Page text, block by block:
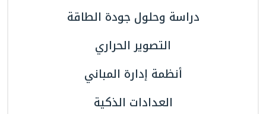
دراسة وحلول جودة الطاقة
التصوير الحراري
أنظمة إدارة المباني
العدادات الذكية